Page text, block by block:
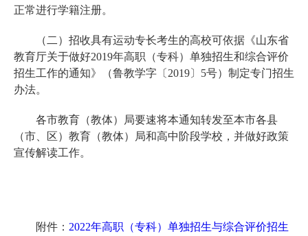
正常进行学籍注册。
（二）招收具有运动专长考生的高校可依据《山东省
教育厅关于做好2019年高职（专科）单独招生和综合评价
招生工作的通知》（鲁教学字〔2019〕5号）制定专门招生
办法。
各市教育（教体）局要速将本通知转发至本市各县
（市、区）教育（教体）局和高中阶段学校，并做好政策
宣传解读工作。
附件： 2022年高职（专科）单独招生与综合评价招生